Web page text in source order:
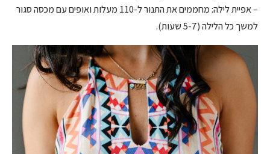
– אפיית לילה: מחממים את התנור ל-110 מעלות ואופים עם מכסה סגור
למשך כל הלילה (5-7 שעות).